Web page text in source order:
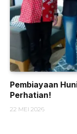
Pembiayaan
Perhatian!
22 MEI 2026